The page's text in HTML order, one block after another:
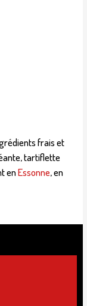
frais et
tartiflette
enEssonne, en